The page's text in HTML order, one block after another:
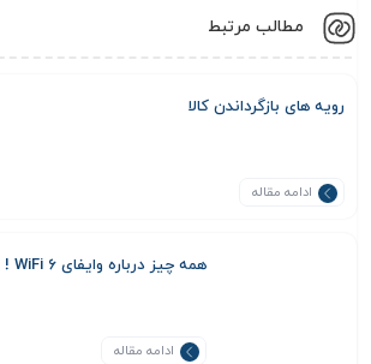
مطالب مرتبط
رویه های بازگرداندن کالا
ادامه مقاله
همه چیز درباره وایفای WiFi 6 !
ادامه مقاله